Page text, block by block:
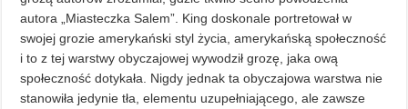
autora „Miasteczka Salem”. King doskonale portretował w
swojej grozie amerykański styl życia, amerykańską społeczność
i to z tej warstwy obyczajowej wywodził grozę, jaka ową
społeczność dotykała. Nigdy jednak ta obyczajowa warstwa nie
stanowiła jedynie tła, elementu uzupełniającego, ale zawsze